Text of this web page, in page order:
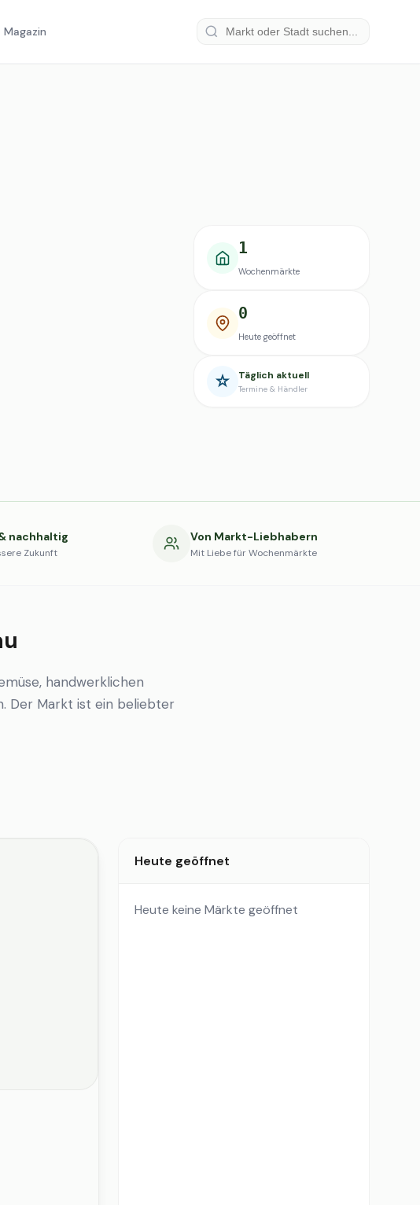
Magazin
1
Wochenmärkte
0
Heute geöffnet
Täglich aktuell
Termine & Händler
nachhaltig
Zukunft
Von Markt-Liebhabern
Mit Liebe für Wochenmärkte
handwerklichen
Der Markt ist ein beliebter
Heute geöffnet
Heute keine Märkte geöffnet